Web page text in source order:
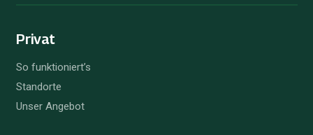
Privat
So funktioniert’s
Standorte
Unser Angebot